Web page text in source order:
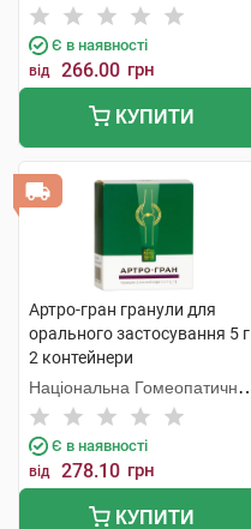
Лтд.
Є в наявності
від 266.00 грн
КУПИТИ
Артро-гран гранули для
орального застосування 5 г
2 контейнери
Національна Гомеопатична
Спілка
Є в наявності
від 278.10 грн
КУПИТИ